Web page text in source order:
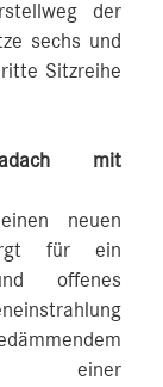
der
sechs und
Sitzreihe
mit
neuen
für ein
offenes
einer